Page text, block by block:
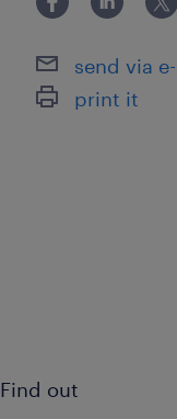
・ビジネスレベ
send via
print it
out